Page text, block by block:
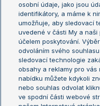
Žebříček WTA (ženy)
Sázkařský žebříček
Aktualní trendy
Fotbalové přestupy
osobní údaje, jako jsou
identifikátory, a máme k
umožňuje, aby sledovací
uvedené v části My a
účelem poskytování.
odvoláním svého
sledovací technologie
obsahy a reklamy pro vás
nabídku můžete kdykoli
nebo souhlas odvolat
ve spodní části webové